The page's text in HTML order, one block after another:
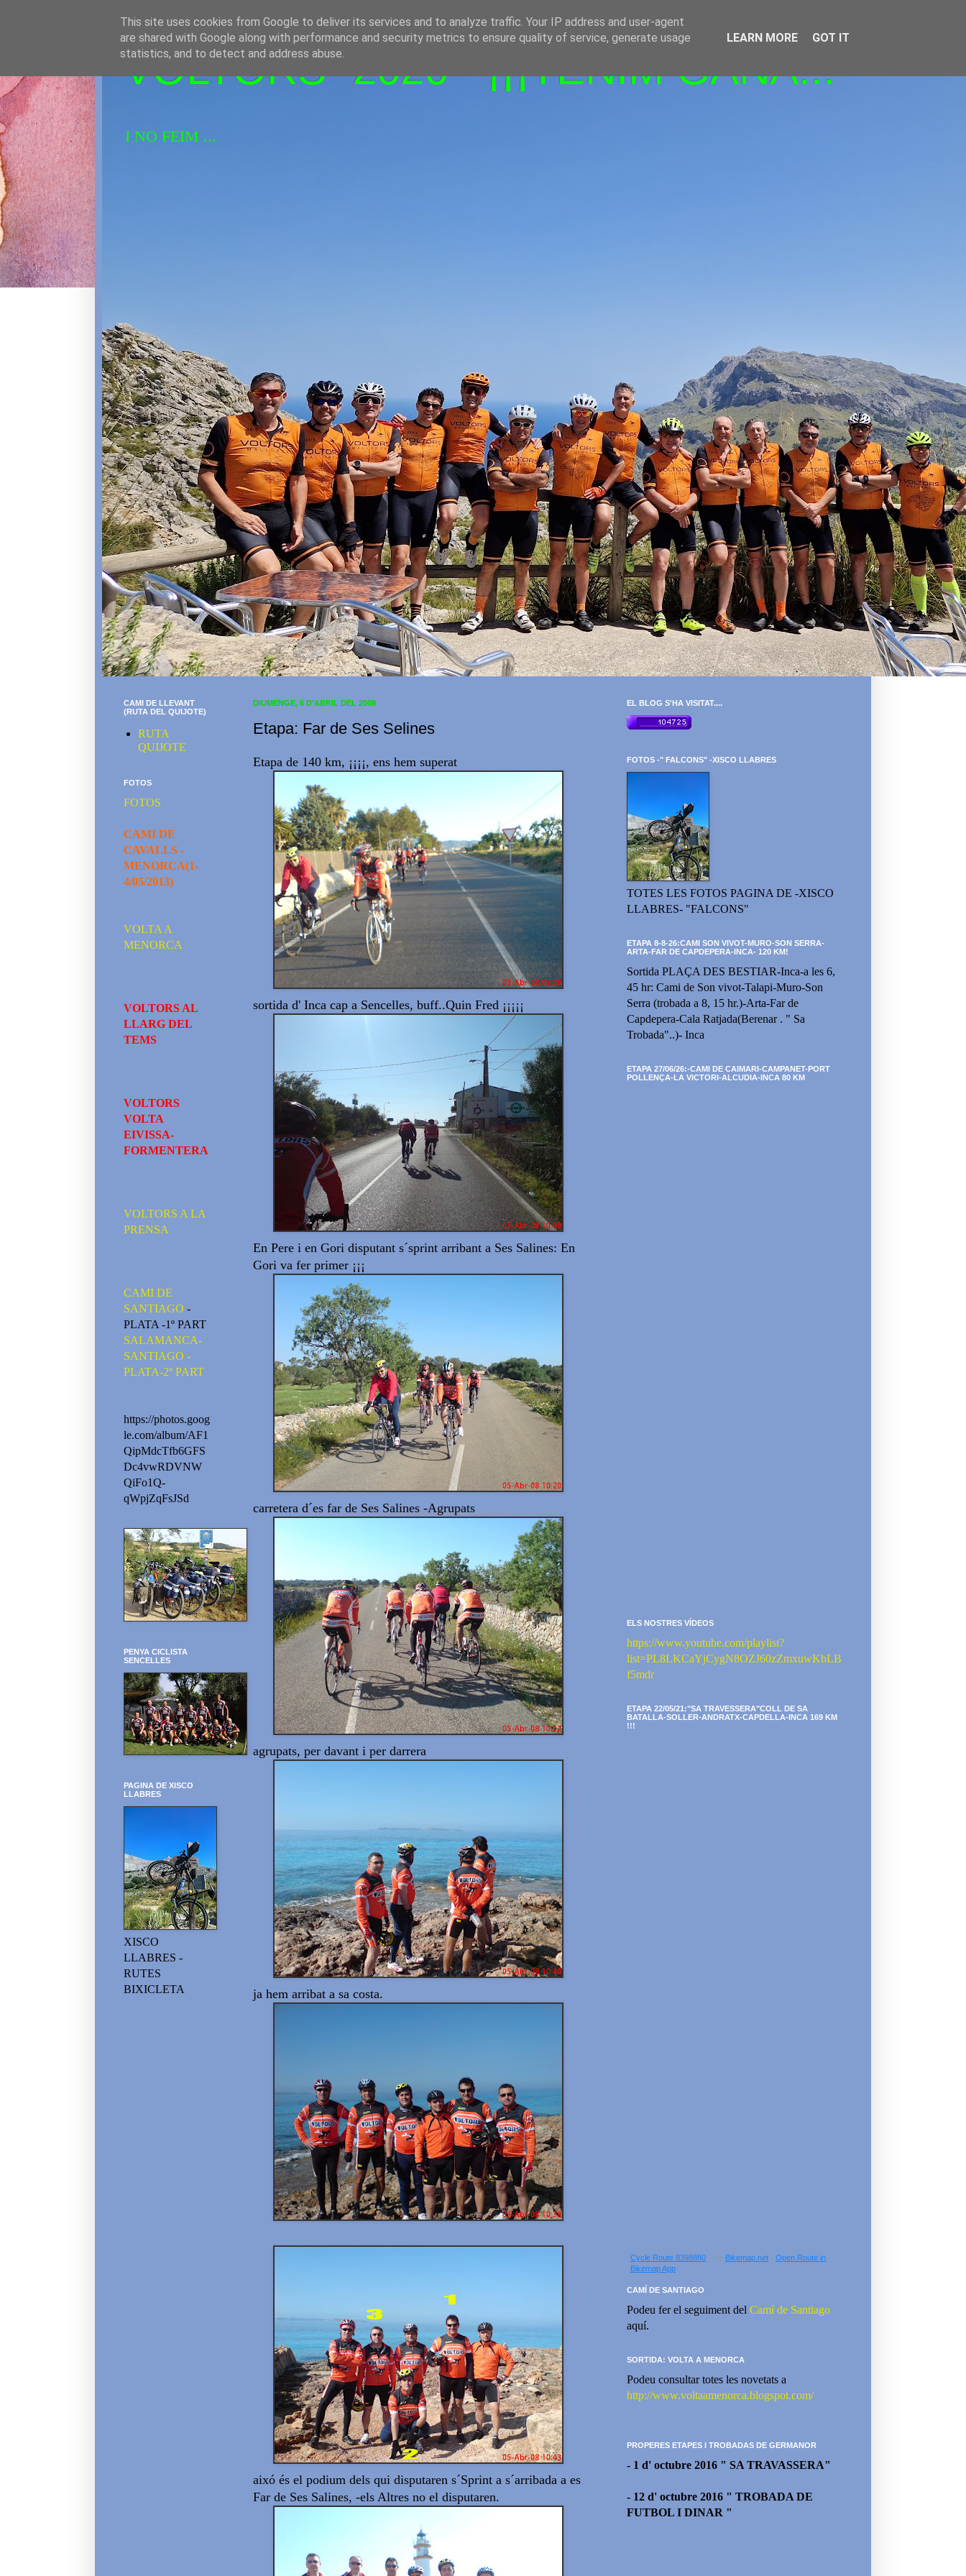
VOLTORS -2026 - ¡¡¡TENIM GANA!!!
I NO FEIM ...
DIUMENGE, 6 D’ABRIL DEL 2008
Etapa: Far de Ses Selines
Etapa de 140 km, ¡¡¡¡, ens hem superat
sortida d' Inca cap a Sencelles, buff..Quin Fred ¡¡¡¡¡
En Pere i en Gori disputant s´sprint arribant a Ses Salines: En
Gori va fer primer ¡¡¡
carretera d´es far de Ses Salines -Agrupats
agrupats, per davant i per darrera
ja hem arribat a sa costa.
aixó és el podium dels qui disputaren s´Sprint a s´arribada a es
Far de Ses Salines, -els Altres no el disputaren.
CAMI DE LLEVANT
(RUTA DEL QUIJOTE)
RUTA
QUIJOTE
FOTOS
FOTOS
CAMI DE
CAVALLS -
MENORCA(1-
4/05/2013)
VOLTA A
MENORCA
VOLTORS AL
LLARG DEL
TEMS
VOLTORS
VOLTA
EIVISSA-
FORMENTERA
VOLTORS A LA
PRENSA
CAMI DE
SANTIAGO -
PLATA -1º PART
SALAMANCA-
SANTIAGO -
PLATA-2º PART
https://photos.goog
le.com/album/AF1
QipMdcTfb6GFS
Dc4vwRDVNW
QiFo1Q-
qWpjZqFsJSd
PENYA CICLISTA
SENCELLES
PAGINA DE XISCO
LLABRES
XISCO
LLABRES -
RUTES
BIXICLETA
EL BLOG S'HA VISITAT....
FOTOS -" FALCONS" -XISCO LLABRES
TOTES LES FOTOS PAGINA DE -XISCO
LLABRES- "FALCONS"
ETAPA 8-8-26:CAMI SON VIVOT-MURO-SON SERRA-
ARTA-FAR DE CAPDEPERA-INCA- 120 KM!
Sortida PLAÇA DES BESTIAR-Inca-a les 6,
45 hr: Cami de Son vivot-Talapi-Muro-Son
Serra (trobada a 8, 15 hr.)-Arta-Far de
Capdepera-Cala Ratjada(Berenar . " Sa
Trobada"..)- Inca
ETAPA 27/06/26:-CAMI DE CAIMARI-CAMPANET-PORT
POLLENÇA-LA VICTORI-ALCUDIA-INCA 80 KM
ELS NOSTRES VÍDEOS
https://www.youtube.com/playlist?
list=PL8LKCaYjCygN8OZJ60zZmxuwKbLB
f5mdr
ETAPA 22/05/21:"SA TRAVESSERA"COLL DE SA
BATALLA-SOLLER-ANDRATX-CAPDELLA-INCA 169 KM
!!!
Cycle Route 8398880 - via Bikemap.net - Open Route in
Bikemap App
CAMÍ DE SANTIAGO
Podeu fer el seguiment del Camí de Santiago
aquí.
SORTIDA: VOLTA A MENORCA
Podeu consultar totes les novetats a
http://www.voltaamenorca.blogspot.com/
PROPERES ETAPES I TROBADAS DE GERMANOR
- 1 d' octubre 2016 " SA TRAVASSERA"
- 12 d' octubre 2016 " TROBADA DE
FUTBOL I DINAR "
This site uses cookies from Google to deliver its services and to analyze traffic. Your IP address and user-agent
are shared with Google along with performance and security metrics to ensure quality of service, generate usage
statistics, and to detect and address abuse.
LEARN MORE GOT IT